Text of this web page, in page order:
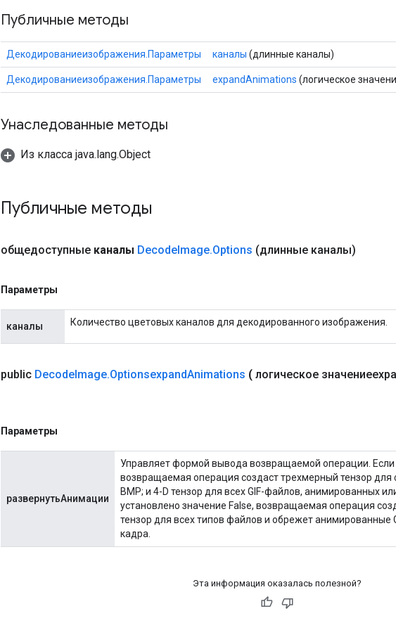
Публичные методы
Декодированиеизображения.Параметры каналы (длинные каналы)
Декодированиеизображения.Параметры expandAnimations (логическое
Унаследованные методы
Из класса java.lang.Object
Публичные методы
общедоступные каналы DecodeImage.Options (длинные каналы)
Параметры
каналы Количество цветовых каналов для декодированного изображения.
public DecodeImage.OptionsexpandAnimations ( логическое
Параметры
развернутьАнимации
Управляет формой вывода возвращаемой операции. Если
возвращаемая операция создаст трехмерный тензор для
BMP; и 4-D тензор для всех GIF-файлов, анимированных
установлено значение False, возвращаемая операция
тензор для всех типов файлов и обрежет анимированные
кадра.
Эта информация оказалась полезной?